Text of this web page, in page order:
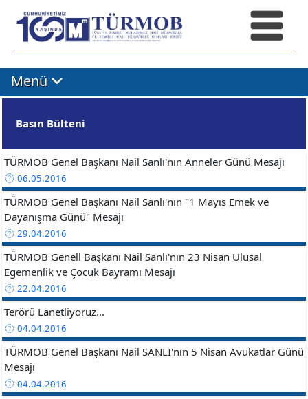
Menü
Basın Bülteni
TÜRMOB Genel Başkanı Nail Sanlı'nın Anneler Günü Mesajı
06.05.2016
TÜRMOB Genel Başkanı Nail Sanlı'nın "1 Mayıs Emek ve
Dayanışma Günü" Mesajı
29.04.2016
TÜRMOB Genell Başkanı Nail Sanlı'nın 23 Nisan Ulusal
Egemenlik ve Çocuk Bayramı Mesajı
22.04.2016
Terörü Lanetliyoruz...
04.04.2016
TÜRMOB Genel Başkanı Nail SANLI'nın 5 Nisan Avukatlar Günü
Mesajı
04.04.2016